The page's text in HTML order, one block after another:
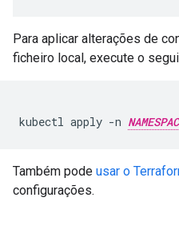
Para aplicar alterações de
ficheiro local, execute o
kubectl apply -n
Também pode usar o
configurações.